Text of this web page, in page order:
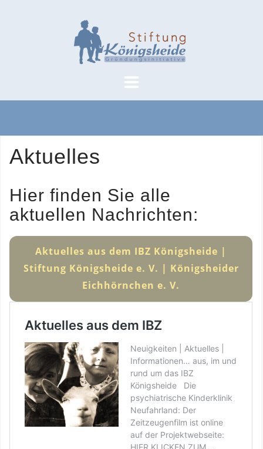
Aktuelles
Hier finden Sie alle
aktuellen Nachrichten:
Aktuelles aus dem IBZ Königsheide |
Stiftung Königsheide e. V. | Königsheider
Eichhörnchen e. V.